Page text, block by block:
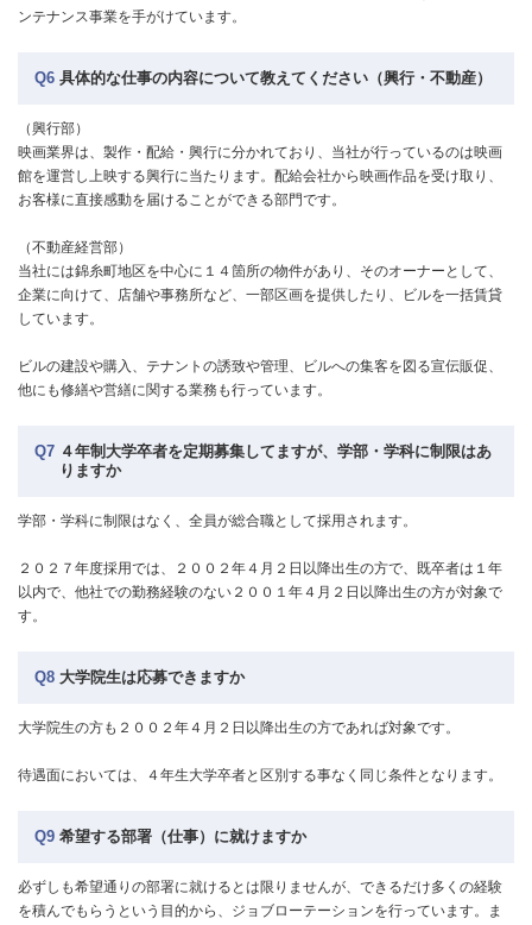
ンテナンス事業を手がけています。
Q6 具体的な仕事の内容について教えてください（興行・不動産）
（興行部）
映画業界は、製作・配給・興行に分かれており、当社が行っているのは映画
館を運営し上映する興行に当たります。配給会社から映画作品を受け取り、
お客様に直接感動を届けることができる部門です。
（不動産経営部）
当社には錦糸町地区を中心に１４箇所の物件があり、そのオーナーとして、
企業に向けて、店舗や事務所など、一部区画を提供したり、ビルを一括賃貸
しています。
ビルの建設や購入、テナントの誘致や管理、ビルへの集客を図る宣伝販促、
他にも修繕や営繕に関する業務も行っています。
Q7 ４年制大学卒者を定期募集してますが、学部・学科に制限はあ
りますか
学部・学科に制限はなく、全員が総合職として採用されます。
２０２７年度採用では、２００２年４月２日以降出生の方で、既卒者は１年
以内で、他社での勤務経験のない２００１年４月２日以降出生の方が対象で
す。
Q8 大学院生は応募できますか
大学院生の方も２００２年４月２日以降出生の方であれば対象です。
待遇面においては、４年生大学卒者と区別する事なく同じ条件となります。
Q9 希望する部署（仕事）に就けますか
必ずしも希望通りの部署に就けるとは限りませんが、できるだけ多くの経験
を積んでもらうという目的から、ジョブローテーションを行っています。ま